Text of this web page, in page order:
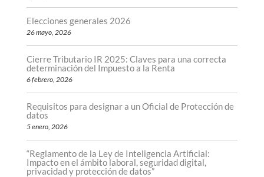
Elecciones generales 2026
26 mayo, 2026
Cierre Tributario IR 2025: Claves para una correcta
determinación del Impuesto a la Renta
6 febrero, 2026
Requisitos para designar a un Oficial de Protección de
datos
5 enero, 2026
“Reglamento de la Ley de Inteligencia Artificial:
Impacto en el ámbito laboral, seguridad digital,
privacidad y protección de datos”